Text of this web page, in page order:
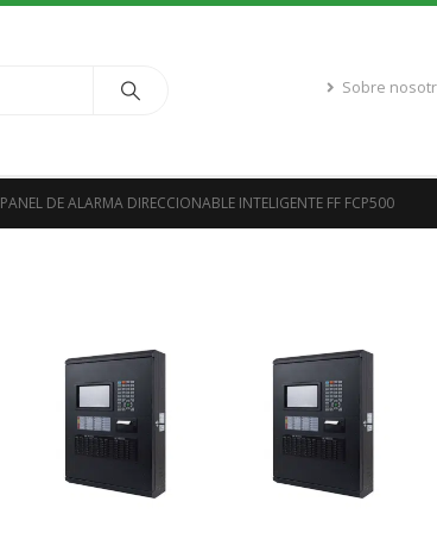
Sobre
PANEL DE ALARMA DIRECCIONABLE INTELIGENTE FF FCP500